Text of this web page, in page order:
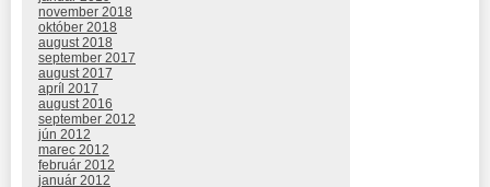
november 2018
október 2018
august 2018
september 2017
august 2017
apríl 2017
august 2016
september 2012
jún 2012
marec 2012
február 2012
január 2012